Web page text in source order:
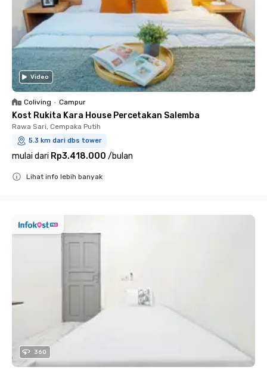
Video
Coliving • Campur
Kost Rukita Kara House Percetakan Salemba
Rawa Sari, Cempaka Putih
5.3 km dari dbs tower
mulai dari Rp3.418.000 /bulan
Lihat info lebih banyak
360